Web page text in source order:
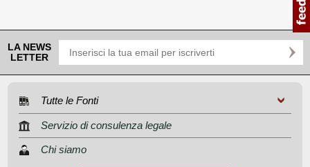
LA NEWS
LETTER
Tutte le Fonti
Servizio di consulenza legale
Chi siamo